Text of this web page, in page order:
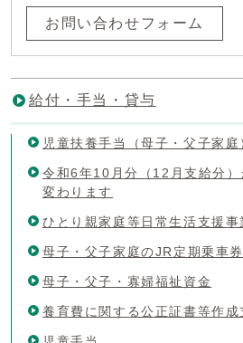
お問い合わせフォーム
給付・手当・貸与
児童扶養手当（母子・父子家庭
令和6年10月分（12月支給分
変わります
ひとり親家庭等日常生活支援事
母子・父子家庭のJR定期乗車
母子・父子・寡婦福祉資金
養育費に関する公正証書等作成